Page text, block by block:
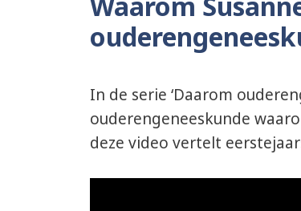
In de serie ‘Daarom
ouderengeneeskunde
deze video vertelt